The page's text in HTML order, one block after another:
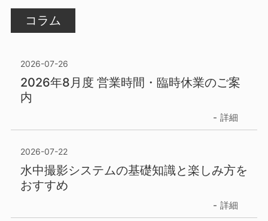
コラム
2026-07-26
2026年8月度 営業時間・臨時休業のご案
内
詳細
2026-07-22
水中撮影システムの基礎知識と楽しみ方を
おすすめ
詳細